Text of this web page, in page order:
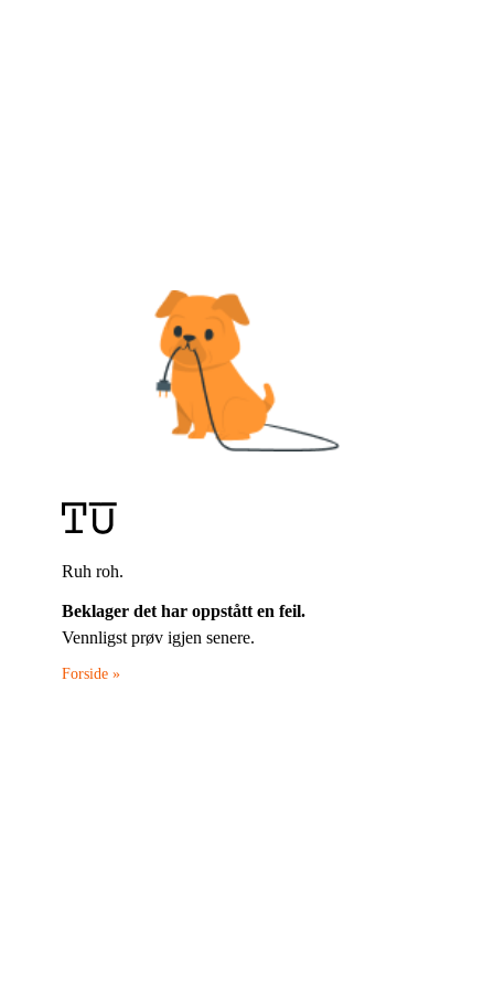
Ruh roh.
Beklager det har oppstått en feil.
Vennligst prøv igjen senere.
Forside »